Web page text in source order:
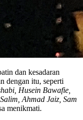
dan kesadaran
dengan itu, seperti
Husein Bawafie,
Ahmad Jaiz, Sam
menikmati.